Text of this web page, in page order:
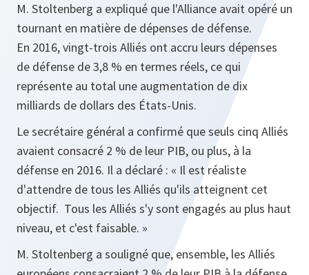
M. Stoltenberg a expliqué que l'Alliance avait opéré un
tournant en matière de dépenses de défense.
En 2016, vingt-trois Alliés ont accru leurs dépenses
de défense de 3,8 % en termes réels, ce qui
représente au total une augmentation de dix
milliards de dollars des États-Unis.
Le secrétaire général a confirmé que seuls cinq Alliés
avaient consacré 2 % de leur PIB, ou plus, à la
défense en 2016. Il a déclaré : « Il est réaliste
d'attendre de tous les Alliés qu'ils atteignent cet
objectif. Tous les Alliés s'y sont engagés au plus haut
niveau, et c'est faisable. »
M. Stoltenberg a souligné que, ensemble, les Alliés